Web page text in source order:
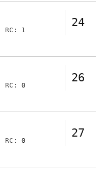
24
RC : 1
26
RC : 0
27
RC : 0